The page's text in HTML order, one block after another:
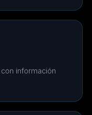
información